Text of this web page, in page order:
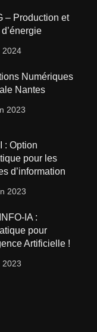
– Production et
2024
Numériques
Nantes
2023
: Option
pour les
d’information
2023
IA :
pour
Artificielle !
2023